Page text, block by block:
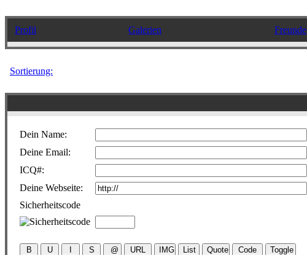
Profil Galerien Freunde
Sortierung:
Dein Name:
Deine Email:
ICQ#:
Deine Webseite:
Sicherheitscode